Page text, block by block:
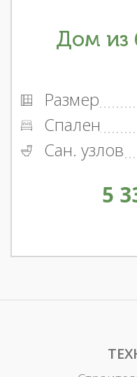
Дом из
Размер
Спален
Сан. узлов
5